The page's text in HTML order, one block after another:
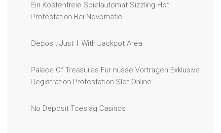
Ein Kostenfreie Spielautomat Sizzling Hot
Protestation Bei Novomatic
Deposit Just 1 With Jackpot Area
Palace Of Treasures Für nüsse Vortragen Exklusive
Registration Protestation Slot Online
No Deposit Toeslag Casinos